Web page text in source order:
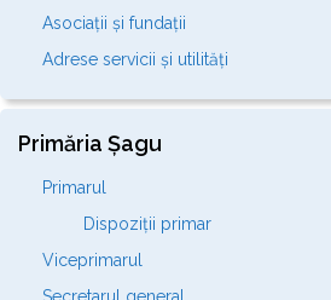
Asociații și fundații
Adrese servicii și utilități
Primăria Șagu
Primarul
Dispoziții primar
Viceprimarul